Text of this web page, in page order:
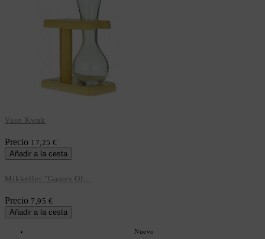
Vaso Kwak
Precio 17,25 €
Añadir a la cesta
Mikkeller "Games Of...
Precio 7,95 €
Añadir a la cesta
Nuevo